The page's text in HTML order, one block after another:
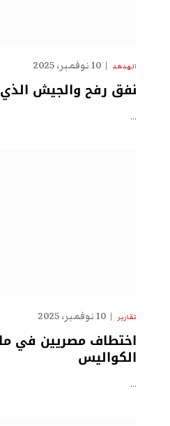
الهدهد 10 نوفمبر، 2025
نفق رفح والجيش
…
تقارير 10 نوفمبر، 2025
اختطاف مصريين في
الكواليس
…